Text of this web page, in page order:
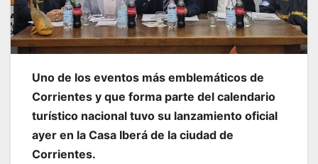
Uno de los eventos más emblemáticos de
Corrientes y que forma parte del calendario
turístico nacional tuvo su lanzamiento oficial
ayer en la Casa Iberá de la ciudad de
Corrientes.